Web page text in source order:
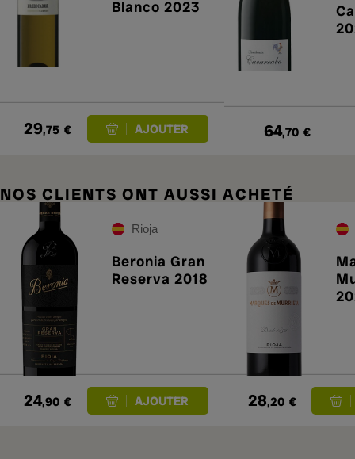
Blanco 2023
29,75 € 64,70 €
NOS CLIENTS ONT AUSSI ACHETÉ
Rioja
Beronia Gran
Reserva 2018
24,90 € 28,20 €